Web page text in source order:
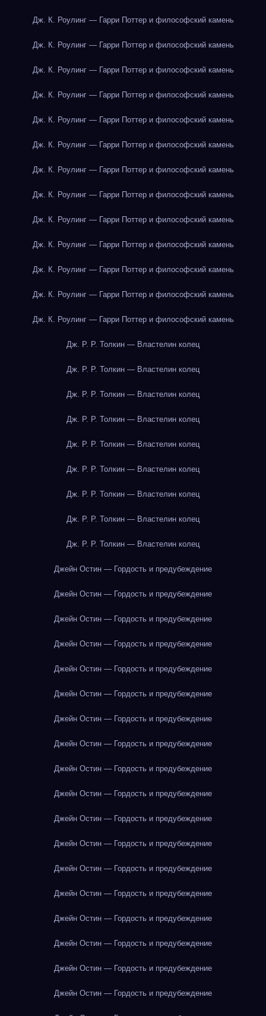
Дж. К. Роулинг — Гарри Поттер и философский камень
Дж. К. Роулинг — Гарри Поттер и философский камень
Дж. К. Роулинг — Гарри Поттер и философский камень
Дж. К. Роулинг — Гарри Поттер и философский камень
Дж. К. Роулинг — Гарри Поттер и философский камень
Дж. К. Роулинг — Гарри Поттер и философский камень
Дж. К. Роулинг — Гарри Поттер и философский камень
Дж. К. Роулинг — Гарри Поттер и философский камень
Дж. К. Роулинг — Гарри Поттер и философский камень
Дж. К. Роулинг — Гарри Поттер и философский камень
Дж. К. Роулинг — Гарри Поттер и философский камень
Дж. К. Роулинг — Гарри Поттер и философский камень
Дж. К. Роулинг — Гарри Поттер и философский камень
Дж. Р. Р. Толкин — Властелин колец
Дж. Р. Р. Толкин — Властелин колец
Дж. Р. Р. Толкин — Властелин колец
Дж. Р. Р. Толкин — Властелин колец
Дж. Р. Р. Толкин — Властелин колец
Дж. Р. Р. Толкин — Властелин колец
Дж. Р. Р. Толкин — Властелин колец
Дж. Р. Р. Толкин — Властелин колец
Дж. Р. Р. Толкин — Властелин колец
Джейн Остин — Гордость и предубеждение
Джейн Остин — Гордость и предубеждение
Джейн Остин — Гордость и предубеждение
Джейн Остин — Гордость и предубеждение
Джейн Остин — Гордость и предубеждение
Джейн Остин — Гордость и предубеждение
Джейн Остин — Гордость и предубеждение
Джейн Остин — Гордость и предубеждение
Джейн Остин — Гордость и предубеждение
Джейн Остин — Гордость и предубеждение
Джейн Остин — Гордость и предубеждение
Джейн Остин — Гордость и предубеждение
Джейн Остин — Гордость и предубеждение
Джейн Остин — Гордость и предубеждение
Джейн Остин — Гордость и предубеждение
Джейн Остин — Гордость и предубеждение
Джейн Остин — Гордость и предубеждение
Джейн Остин — Гордость и предубеждение